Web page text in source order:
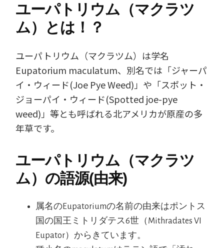
ユーパトリウム（マクラツ
ム）とは！？
ユーパトリウム（マクラツム）は学名
Eupatorium maculatum、別名では「ジャーパ
イ・ウィード(Joe Pye Weed)」や「スポット・
ジョーパイ・ウィード(Spotted joe-pye
weed)」等とも呼ばれる北アメリカが原産の多
年草です。
ユーパトリウム（マクラツ
ム）の語源(由来)
属名のEupatoriumの名前の由来はポントス
国の国王ミトリダテス6世（Mithradates VI
Eupator）からきています。